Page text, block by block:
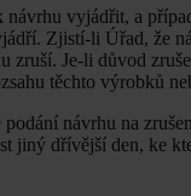
návrhu vyjádřit, a
Zjistí-li Úřad, že
zruší. Je-li důvod
těchto výrobků
podání návrhu na
jiný dřívější den, ke